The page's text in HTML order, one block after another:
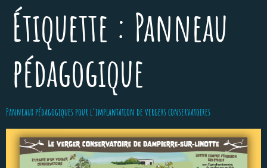
Étiquette : Panneau
pédagogique
Panneaux pédagogiques pour l’implantation de vergers conservatoires